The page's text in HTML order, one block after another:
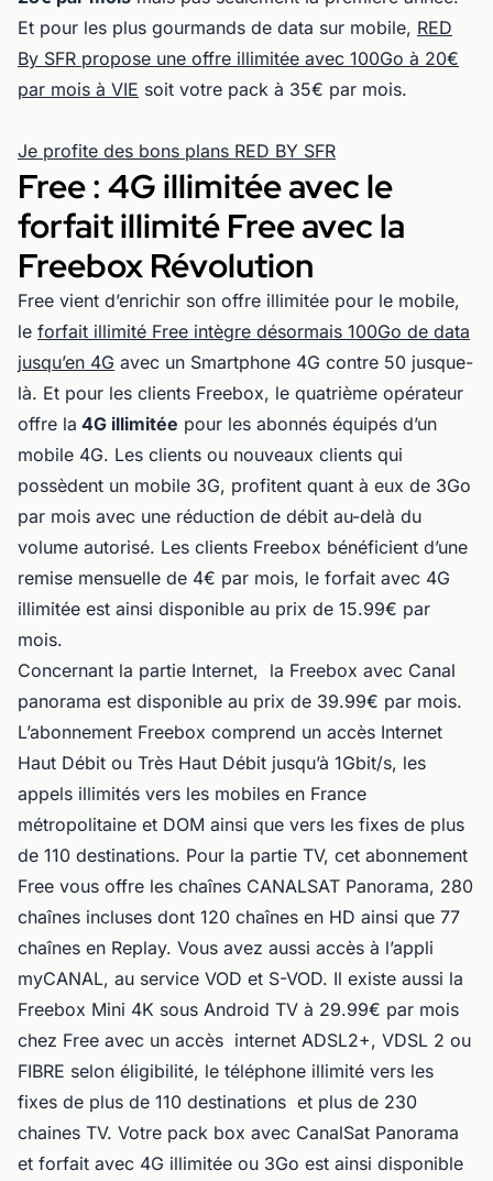
Et pour les plus gourmands de data sur mobile, RED
By SFR propose une offre illimitée avec 100Go à 20€
par mois à VIE soit votre pack à 35€ par mois.
Je profite des bons plans RED BY SFR
Free : 4G illimitée avec le
forfait illimité Free avec la
Freebox Révolution
Free vient d’enrichir son offre illimitée pour le mobile,
le forfait illimité Free intègre désormais 100Go de data
jusqu’en 4G avec un Smartphone 4G contre 50 jusque-
là. Et pour les clients Freebox, le quatrième opérateur
offre la 4G illimitée pour les abonnés équipés d’un
mobile 4G. Les clients ou nouveaux clients qui
possèdent un mobile 3G, profitent quant à eux de 3Go
par mois avec une réduction de débit au-delà du
volume autorisé. Les clients Freebox bénéficient d’une
remise mensuelle de 4€ par mois, le forfait avec 4G
illimitée est ainsi disponible au prix de 15.99€ par
mois.
Concernant la partie Internet, la Freebox avec Canal
panorama est disponible au prix de 39.99€ par mois.
L’abonnement Freebox comprend un accès Internet
Haut Débit ou Très Haut Débit jusqu’à 1Gbit/s, les
appels illimités vers les mobiles en France
métropolitaine et DOM ainsi que vers les fixes de plus
de 110 destinations. Pour la partie TV, cet abonnement
Free vous offre les chaînes CANALSAT Panorama, 280
chaînes incluses dont 120 chaînes en HD ainsi que 77
chaînes en Replay. Vous avez aussi accès à l’appli
myCANAL, au service VOD et S-VOD. Il existe aussi la
Freebox Mini 4K sous Android TV à 29.99€ par mois
chez Free avec un accès internet ADSL2+, VDSL 2 ou
FIBRE selon éligibilité, le téléphone illimité vers les
fixes de plus de 110 destinations et plus de 230
chaines TV. Votre pack box avec CanalSat Panorama
et forfait avec 4G illimitée ou 3Go est ainsi disponible